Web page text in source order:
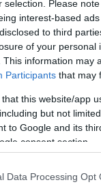
selection. Please
interest-based
to third
of your personal
This information may
Participants that may
that this website/app
but not
to Google and its
consent section.
Data Processing Opt
στο
58χρονος
απορώ